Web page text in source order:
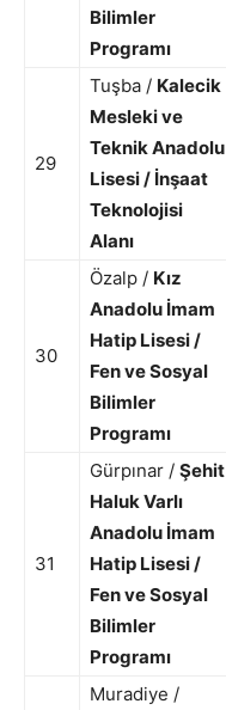
Bilimler
Programı
29
Tuşba / Kalecik
Mesleki ve
Teknik Anadolu
Lisesi / İnşaat
Teknolojisi
Alanı
30
Özalp / Kız
Anadolu İmam
Hatip Lisesi /
Fen ve Sosyal
Bilimler
Programı
31
Gürpınar / Şehit
Haluk Varlı
Anadolu İmam
Hatip Lisesi /
Fen ve Sosyal
Bilimler
Programı
Muradiye /